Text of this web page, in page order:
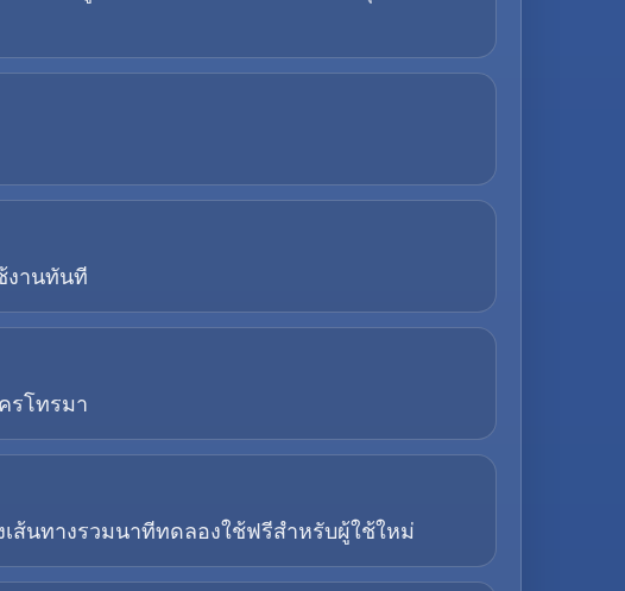
งานทันที
รโทรมา
ส้นทางรวมนาทีทดลองใช้ฟรีสำหรับผู้ใช้ใหม่